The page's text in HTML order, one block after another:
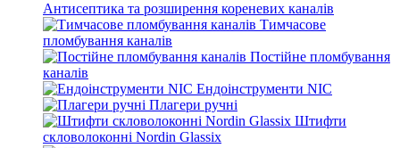
Антисептика та розширення кореневих каналів
Тимчасове
пломбування каналів
Постійне пломбування
каналів
Ендоінструменти NIC
Плагери ручні
Штифти
скловолоконні Nordin Glassix